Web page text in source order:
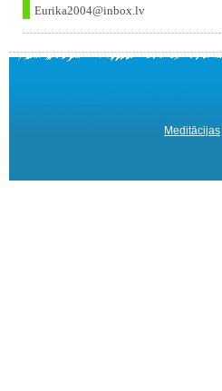
Eurika2004@inbox.lv
Meditācijas